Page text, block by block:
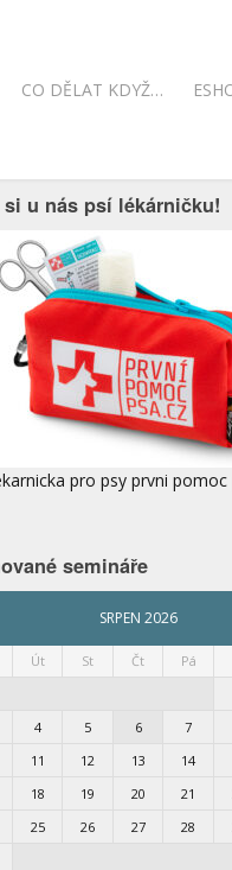
CO DĚLAT KDYŽ…
si u nás psí lékárničku!
pro psy prvni pomoc
semináře
SRPEN 2026
Út St Čt Pá
4 5 6 7
11 12 13 14
18 19 20 21
25 26 27 28